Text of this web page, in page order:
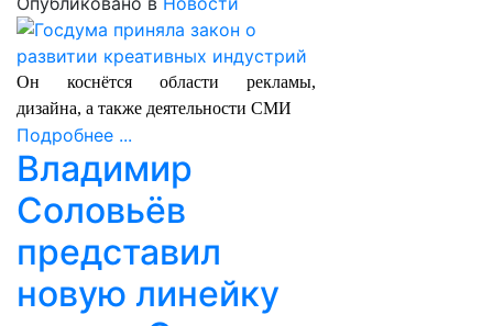
Он коснётся области рекламы,
дизайна, а также деятельности СМИ
Подробнее ...
Владимир
Соловьёв
представил
новую линейку